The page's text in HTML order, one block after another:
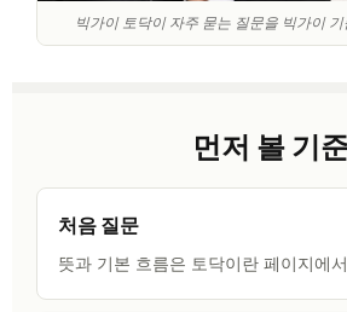
빅가이 토닥이 자주 묻는 질문을 빅가이
먼저 볼 기
처음 질문
뜻과 기본 흐름은 토닥이란 페이지에